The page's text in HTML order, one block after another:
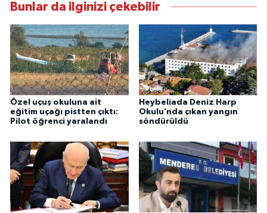
Bunlar da ilginizi çekebilir
Özel uçuş okuluna ait
eğitim uçağı pistten çıktı:
Pilot öğrenci yaralandı
Heybeliada Deniz Harp
Okulu’nda çıkan yangın
söndürüldü